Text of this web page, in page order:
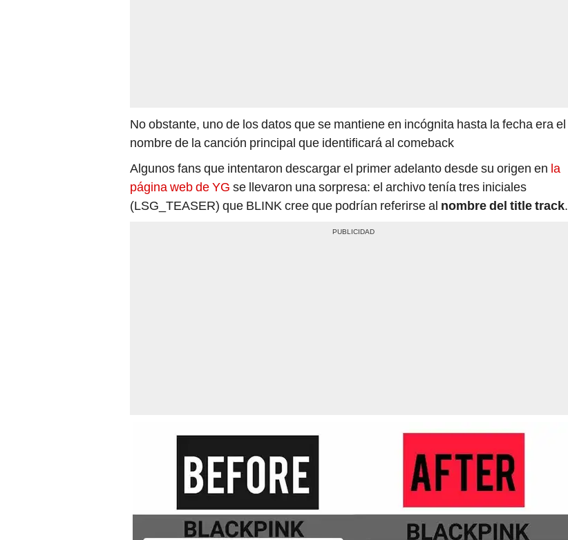
No obstante, uno de los datos que se mantiene en incógnita hasta la fecha era el
nombre de la canción principal que identificará al comeback
Algunos fans que intentaron descargar el primer adelanto desde su origen en la
página web de YG se llevaron una sorpresa: el archivo tenía tres iniciales
(LSG_TEASER) que BLINK cree que podrían referirse al nombre del title track.